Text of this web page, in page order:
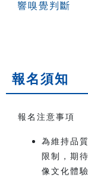
影響嗅覺判斷
報名須知
報名注意事項
為維持品
限制，期
像文化體驗